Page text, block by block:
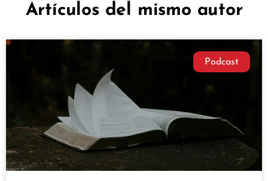
Artículos del mismo autor
Podcast